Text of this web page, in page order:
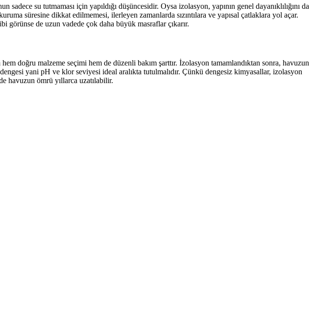
su tutmaması için yapıldığı düşüncesidir. Oysa izolasyon, yapının genel dayanıklılığını da
süresine dikkat edilmemesi, ilerleyen zamanlarda sızıntılara ve yapısal çatlaklara yol açar.
görünse de uzun vadede çok daha büyük masraflar çıkarır.
doğru malzeme seçimi hem de düzenli bakım şarttır. İzolasyon tamamlandıktan sonra, havuzun
yani pH ve klor seviyesi ideal aralıkta tutulmalıdır. Çünkü dengesiz kimyasallar, izolasyon
havuzun ömrü yıllarca uzatılabilir.